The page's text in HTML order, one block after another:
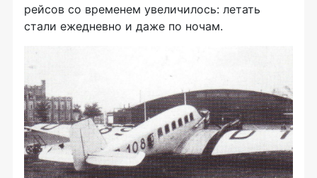
рейсов со временем увеличилось: летать
стали ежедневно и даже по ночам.